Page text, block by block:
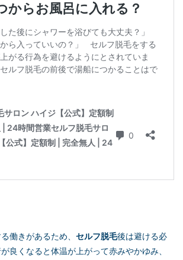
働きがあるため、 セルフ脱毛後は避ける必
良くなると体温が上がって赤みやかゆみ、